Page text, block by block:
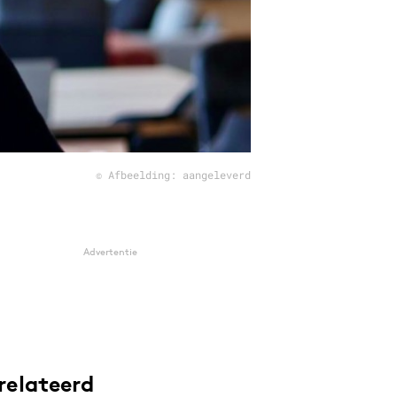
© Afbeelding: aangeleverd
Advertentie